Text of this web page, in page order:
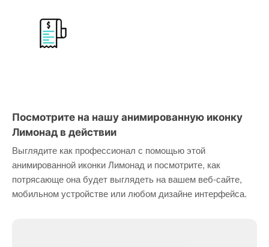
Посмотрите на нашу анимированную иконку
Лимонад в действии
Выглядите как профессионал с помощью этой
анимированной иконки Лимонад и посмотрите, как
потрясающе она будет выглядеть на вашем веб-сайте,
мобильном устройстве или любом дизайне интерфейса.